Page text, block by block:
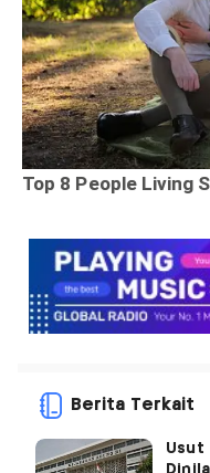
Berita Terkait
Usut